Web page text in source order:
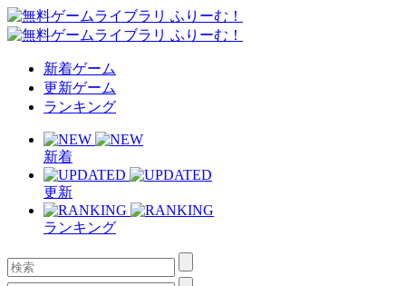
新着ゲーム
更新ゲーム
ランキング
新着
更新
ランキング